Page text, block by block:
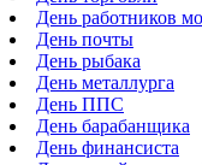
День работников
День почты
День рыбака
День металлурга
День ППС
День барабанщика
День финансиста